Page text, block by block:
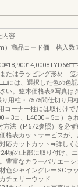
内容
）商品コード価 格入数
たはラッピング形材 笠
には、選択した色の色
い。笠木価格表※写真は
用柱・7575間仕切り用
コーナー柱には取付けで
＝3コ、L4000＝5コ）さ
方法（P.672参照）を必
格表カットサービスが
応カットカット➡詳しく
塀の上部に取り付け、
豊富なカラーバリエー
色シャイングレーSCラ
チェリーウッド